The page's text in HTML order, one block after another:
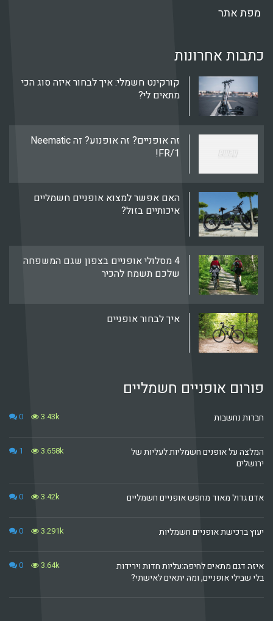
מפת אתר
כתבות אחרונות
קורקינט חשמלי: איך לבחור איזה סוג הכי
מתאים לי?
זה אופניים? זה אופנוע? זה Neematic
FR/1!
האם אפשר למצוא אופניים חשמליים
איכותיים בזול?
4 מסלולי אופניים בצפון שגם המשפחה
שלכם תשמח להכיר
איך לבחור אופניים
פורום אופניים חשמליים
חברות נחשבות 3.43k
0
המלצה על אופנים חשמליות לעליות של
ירושלים
3.658k
1
אדם גדול מאוד מחפש אופניים חשמליים 3.42k
0
יעוץ ברכישת אופניים חשמליות 3.291k
0
איזה דגם מתאים לחיפה:עליות חדות וירידות
בלי שבילי אופניים, ומה יתאים לאישתי?
3.64k
0